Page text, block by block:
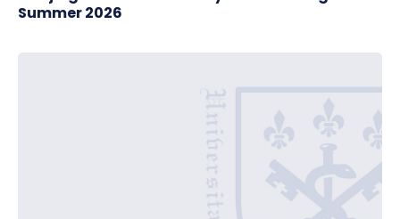
Summer 2026